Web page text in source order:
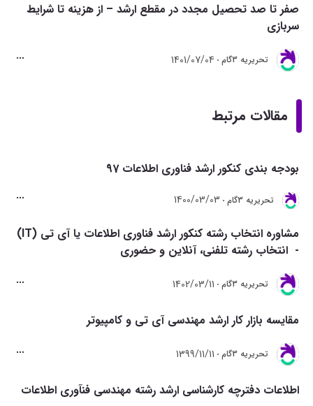
صفر تا صد تحصیل مجدد در مقطع ارشد – از هزینه تا شرایط
سربازی
تحريريه 3گام 1401/07/04
مقالات مرتبط
بودجه بندی کنکور ارشد فناوری اطلاعات 97
تحريريه 3گام 1400/03/03
مشاوره انتخاب رشته کنکور ارشد فناوری اطلاعات یا آی تی (IT)
- انتخاب رشته تلفنی، آنلاین و حضوری
تحريريه 3گام 1402/03/11
مقایسه بازار کار ارشد مهندسی آی تی و کامپیوتر
تحريريه 3گام 1399/11/11
اطلاعات دفترچه کارشناسی ارشد رشته مهندسی فنآوری اطلاعات